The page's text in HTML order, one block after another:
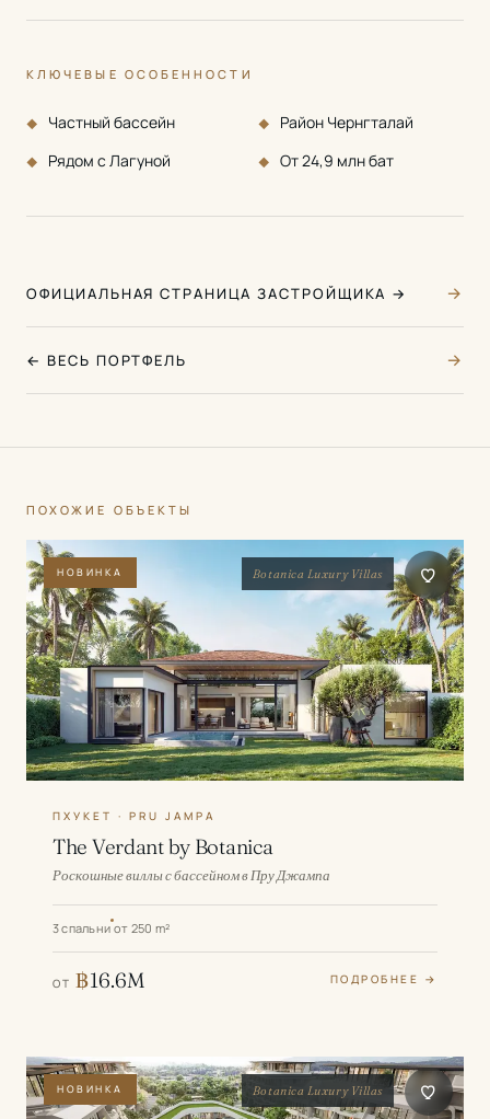
КЛЮЧЕВЫЕ ОСОБЕННОСТИ
Частный бассейн
Район Чернгталай
Рядом с Лагуной
От 24,9 млн бат
ОФИЦИАЛЬНАЯ СТРАНИЦА ЗАСТРОЙЩИКА → →
← ВЕСЬ ПОРТФЕЛЬ →
ПОХОЖИЕ ОБЪЕКТЫ
НОВИНКА Botanica Luxury Villas
ПХУКЕТ · PRU JAMPA
The Verdant by Botanica
Роскошные виллы с бассейном в Пру Джампа
3 спальни от 250 m²
ОТ ฿16.6M ПОДРОБНЕЕ →
НОВИНКА Botanica Luxury Villas